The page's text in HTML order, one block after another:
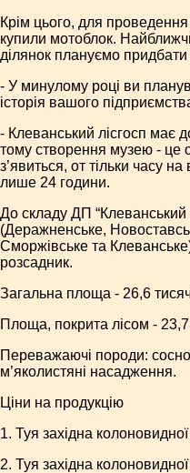
Крім цього, для
купили мотоблок.
ділянок плануємо
- У минулому році ви
історія вашого
- Клеванський лісгосп має
тому створення музею - це
з’явиться, от тільки часу
лише 24 години.
До складу ДП “Клеванський
(Деражненське,
Сморжівське та
розсадник.
Загальна площа - 26,6
Площа, покрита лісом - 23,7
Переважаючі породи:
м’яколистяні насадження.
Ціни на продукцію
1. Туя західна
2. Туя західна